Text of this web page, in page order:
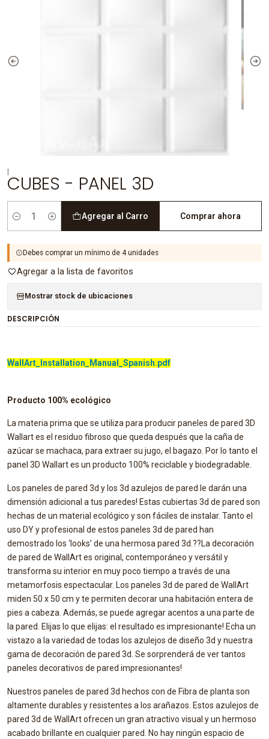
|CUBES - PANEL 3D
Cantidad
Agregar al Carro Comprar ahora
Debes comprar un mínimo de 4 unidades
Agregar a la lista de favoritos
Mostrar stock de ubicaciones
DESCRIPCIÓN
WallArt_Installation_Manual_Spanish.pdf
Producto 100% ecológico
La materia prima que se utiliza para producir paneles de pared 3D
Wallart es el residuo fibroso que queda después que la caña de
azúcar se machaca, para extraer su jugo, el bagazo. Por lo tanto el
panel 3D Wallart es un producto 100% reciclable y biodegradable.
Los paneles de pared 3d y los 3d azulejos de pared le darán una
dimensión adicional a tus paredes! Estas cubiertas 3d de pared son
hechas de un material ecológico y son fáciles de instalar. Tanto el
uso DY y profesional de estos paneles 3d de pared han
demostrado los ‘looks’ de una hermosa pared 3d.??La decoración
de pared de WallArt es original, contemporáneo y versátil y
transforma su interior en muy poco tiempo a través de una
metamorfosis espectacular. Los paneles 3d de pared de WallArt
miden 50 x 50 cm y te permiten decorar una habitación entera de
pies a cabeza. Además, se puede agregar acentos a una parte de
la pared. Elijas lo que elijas: el resultado es impresionante! Echa un
vistazo a la variedad de todas los azulejos de diseño 3d y nuestra
gama de decoración de pared 3d. Se sorprenderá de ver tantos
paneles decorativos de pared impresionantes!
Nuestros paneles de pared 3d hechos con de Fibra de planta son
altamente durables y resistentes a los arañazos. Estos azulejos de
pared 3d de WallArt ofrecen un gran atractivo visual y un hermoso
acabado brillante en cualquier pared. No hay ningún espacio de